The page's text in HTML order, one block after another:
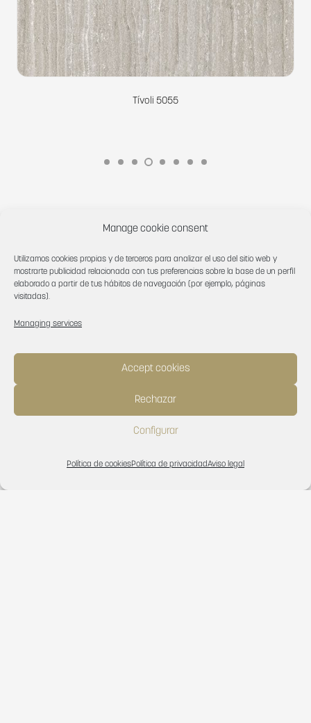
Manage cookie consent
Utilizamos cookies propias y de terceros para analizar el uso del sitio web y
mostrarte publicidad relacionada con tus preferencias sobre la base de un perfil
elaborado a partir de tus hábitos de navegación (por ejemplo, páginas
visitadas).
Managing services
Accept cookies
Rechazar
Configurar
Política de cookiesPolítica de privacidadAviso legal
Tívoli 1928
How can we help you?
CONTACT US